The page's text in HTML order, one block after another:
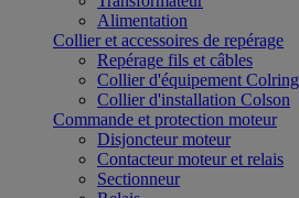
Alimentation
Collier et accessoires de repérage
Repérage fils et câbles
Collier d'équipement Colring
Collier d'installation Colson
Commande et protection moteur
Disjoncteur moteur
Contacteur moteur et relais
Sectionneur